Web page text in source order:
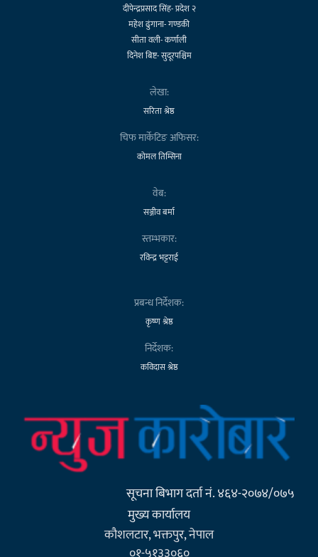
दीपेन्द्रप्रसाद सिंह- प्रदेश २
महेश ढुंगाना- गण्डकी
सीता वली- कर्णाली
दिनेश बिष्ट- सुदूरपश्चिम
लेखा:
सरिता श्रेष्ठ
चिफ मार्केटिङ अफिसर:
कोमल तिम्सिना
वेब:
सञ्जीव बर्मा
स्तम्भकार:
रविन्द्र भट्टराई
प्रबन्ध निर्देशक:
कृष्ण श्रेष्ठ
निर्देशक:
कविदास श्रेष्ठ
सूचना बिभाग दर्ता नं. ४६४-२०७४/०७५
मुख्य कार्यालय
कौशलटार, भक्तपुर, नेपाल